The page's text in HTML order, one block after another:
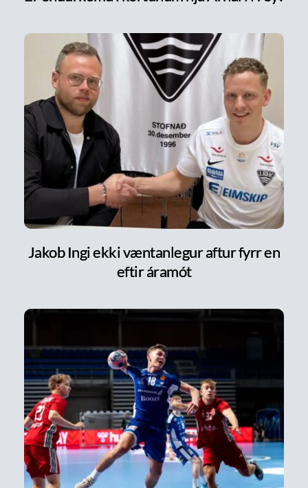
Jakob Ingi ekki væntanlegur aftur fyrr en
eftir áramót